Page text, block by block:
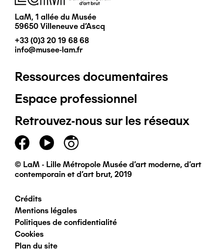
LaM, 1 allée du Musée
59650 Villeneuve d'Ascq
+33 (0)3 20 19 68 68
info@musee-lam.fr
Pied
de
page
principal
Ressources documentaires
Espace professionnel
Retrouvez-nous sur les réseaux
© LaM - Lille Métropole Musée d'art moderne, d'art
contemporain et d'art brut, 2019
Pied
de
Crédits
Mentions légales
Politiques de confidentialité
Cookies
Plan du site